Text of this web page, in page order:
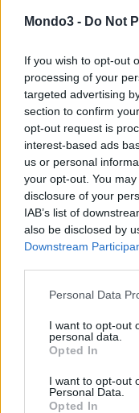
Mondo3 - Do Not
If you wish to opt-out
processing of your
targeted advertising
section to confirm
opt-out request is
interest-based ads
us or personal
your opt-out. You
disclosure of your
IAB’s list of
also be disclosed by
Downstream
Personal Data
I want to opt-out
personal data.
Opted In
I want to opt-out
Personal Data.
Opted In
Arriva Soluzione
che offre 300 ore al
include una
nelle prossime
innovativo strumento
Oltre ad essere una
Internet Superveloce
una Memory Card
trasportare i
Applicazioni Portabili
Suite Office) per
Commenta la news nel
CONDIVIDI QUESTO